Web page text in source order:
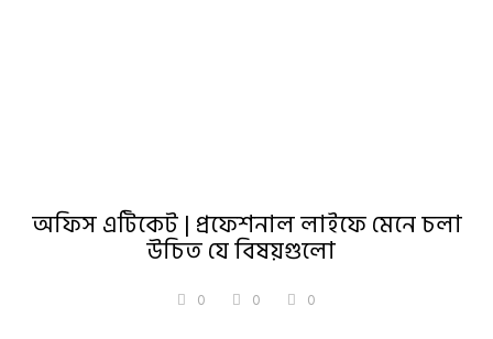
অফিস এটিকেট | প্রফেশনাল লাইফে মেনে চলা
উচিত যে বিষয়গুলো
0 0 0